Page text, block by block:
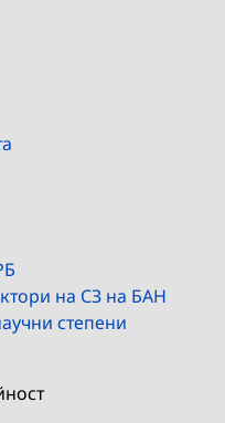
на СЗ на БАН
степени